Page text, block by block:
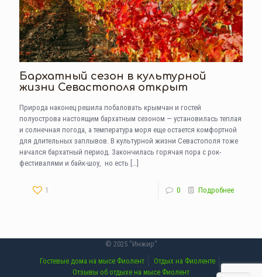
Бархатный сезон в культурной
жизни Севастополя открыт
Природа наконец решила побаловать крымчан и гостей
полуострова настоящим бархатным сезоном — установилась теплая
и солнечная погода, а температура моря еще остается комфортной
для длительных заплывов. В культурной жизни Севастополя тоже
начался бархатный период. Закончилась горячая пора с рок-
фестивалями и байк-шоу, но есть […]
1 0 Подробнее
© 2025 "Инжир"
Гостевые дома на мысе Фиолент
Отдых на Фиоленте
Отзывы об отдыхе на мысе Фиолент